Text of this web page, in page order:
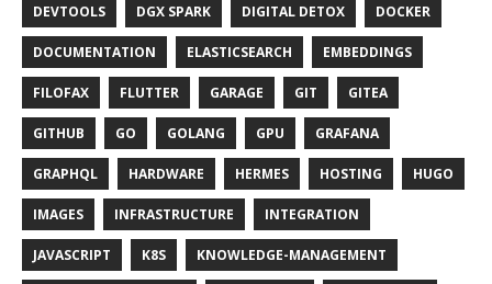
DEVTOOLS DGX SPARK DIGITAL DETOX DOCKER
DOCUMENTATION ELASTICSEARCH EMBEDDINGS
FILOFAX FLUTTER GARAGE GIT GITEA
GITHUB GO GOLANG GPU GRAFANA
GRAPHQL HARDWARE HERMES HOSTING HUGO
IMAGES INFRASTRUCTURE INTEGRATION
JAVASCRIPT K8S KNOWLEDGE-MANAGEMENT